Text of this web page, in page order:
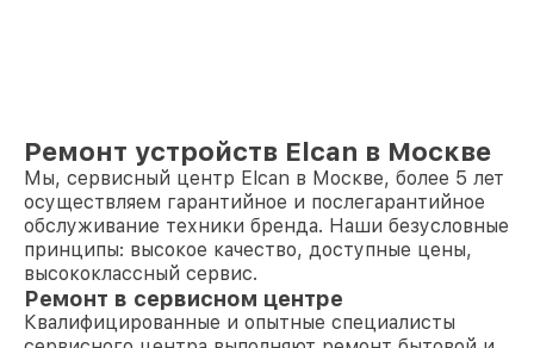
Ремонт устройств Elcan в Москве
Мы, сервисный центр Elcan в Москве, более 5 лет
осуществляем гарантийное и послегарантийное
обслуживание техники бренда. Наши безусловные
принципы: высокое качество, доступные цены,
высококлассный сервис.
Ремонт в сервисном центре
Квалифицированные и опытные специалисты